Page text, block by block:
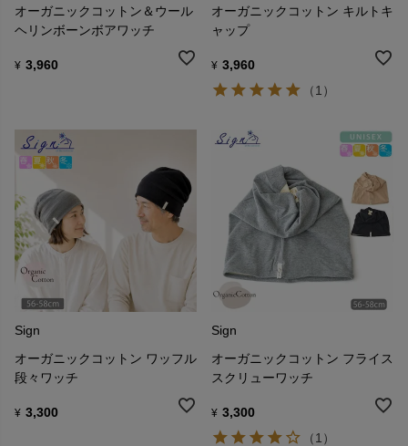
オーガニックコットン＆ウール
ヘリンボーンボアワッチ
¥ 3,960
オーガニックコットン キルトキ
ャップ
¥ 3,960
（1）
Sign
オーガニックコットン ワッフル
段々ワッチ
¥ 3,300
Sign
オーガニックコットン フライス
スクリューワッチ
¥ 3,300
（1）